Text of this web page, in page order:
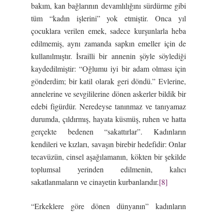
bakım, kan bağlarının devamlılığını sürdürme gibi
tüm “kadın işlerini” yok etmiştir. Onca yıl
çocuklara verilen emek, sadece kurşunlarla heba
edilmemiş, aynı zamanda sapkın emeller için de
kullanılmıştır. İsrailli bir annenin şöyle söylediği
kaydedilmiştir: “Oğlumu iyi bir adam olması için
gönderdim; bir katil olarak geri döndü.” Evlerine,
annelerine ve sevgililerine dönen askerler bildik bir
edebi figürdür. Neredeyse tanınmaz ve tanıyamaz
durumda, çıldırmış, hayata küsmüş, ruhen ve hatta
gerçekte bedenen “sakattırlar”. Kadınların
kendileri ve kızları, savaşın birebir hedefidir: Onlar
tecavüzün, cinsel aşağılamanın, kökten bir şekilde
toplumsal yerinden edilmenin, kalıcı
sakatlanmaların ve cinayetin kurbanlarıdır.[8]
“Erkeklere göre dönen dünyanın” kadınların